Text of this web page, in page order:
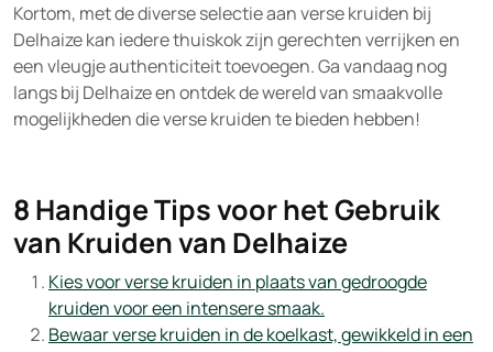
Kortom, met de diverse selectie aan verse kruiden bij
Delhaize kan iedere thuiskok zijn gerechten verrijken en
een vleugje authenticiteit toevoegen. Ga vandaag nog
langs bij Delhaize en ontdek de wereld van smaakvolle
mogelijkheden die verse kruiden te bieden hebben!
8 Handige Tips voor het Gebruik
van Kruiden van Delhaize
Kies voor verse kruiden in plaats van gedroogde
kruiden voor een intensere smaak.
Bewaar verse kruiden in de koelkast, gewikkeld in een